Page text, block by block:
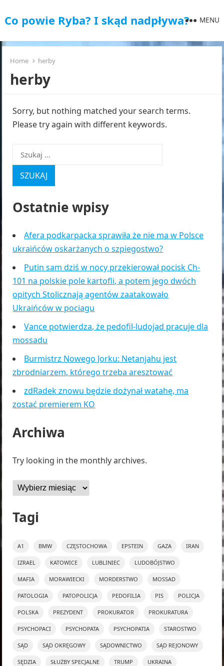
Co powie Ryba? I skąd nadpływa? MENU
Home herby
herby
Sorry, but nothing matched your search terms.
Please try again with different keywords.
Szukaj:
Ostatnie wpisy
Afera podkarpacka sprawiła że nie ma w Polsce
ukraińców oskarżanych o szpiegostwo?
Putin sam dziś w nocy przekierował pocisk Ch-
101 na polskie pole kartofli, a potem jego dwóch
opitych Stolicznają agentów zaatakowało
Ukraińców w pociagu
Vance potwierdza, że pedofil-ludojad pracuje dla
mossadu
Burmistrz Nowego Jorku: Netanjahu jest
zbrodniarzem, którego trzeba aresztować
zdRadek znowu będzie dożynał watahę, ma
zostać premierem KO
Archiwa
Try looking in the monthly archives.
Archiwa
Tagi
A1 BMW CZĘSTOCHOWA EPSTEIN GAZA IRAN
IZRAEL KATOWICE LUBLINIEC LUDOBÓJSTWO
MAFIA MORAWIECKI MORDERSTWO MOSSAD
PATOLOGIA PATOPOLICJA PEDOFILIA PIS POLICJA
POLSKA PREZYDENT PROKURATOR PROKURATURA
PSYCHOPACI PSYCHOPATA PSYCHOPATIA STAROSTWO
SĄD SĄD OKRĘGOWY SĄDOWNICTWO SĄD REJONOWY
SĘDZIA SŁUŻBY SPECJALNE TRUMP UKRAINA